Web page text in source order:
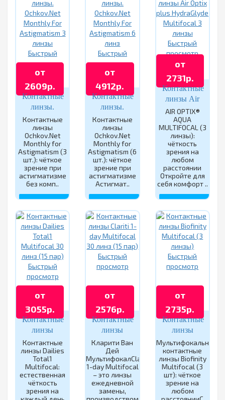
Быстрый
просмотр
Контактные
линзы.
Ochkov.Net
Monthly For
Astigmatism
3 линзы
Контактные
линзы
Ochkov.Net
Monthly for
Astigmatism (3
шт.): чёткое
зрение при
астигматизме
без комп..
от
2609р.
КУПИТЬ
Быстрый
просмотр
Контактные
линзы.
Ochkov.Net
Monthly For
Astigmatism
6 линз
Контактные
линзы
Ochkov.Net
Monthly for
Astigmatism (6
шт.): чёткое
зрение при
астигматизме
Астигмат..
от
4912р.
КУПИТЬ
Быстрый
просмотр
Контактные
линзы Air
Optix plus
HydraGlyde
Multifocal 3
линзы
AIR OPTIX®
AQUA
MULTIFOCAL (3
линзы):
чёткость
зрения на
любом
расстоянии
Откройте для
себя комфорт ..
от
2731р.
КУПИТЬ
Быстрый
просмотр
Контактные
линзы
Dailies
Total1
Multifocal
30 линз (15
пар)
Контактные
линзы Dailies
Total1
Multifocal:
естественная
чёткость
зрения на
от
3055р.
Быстрый
просмотр
Контактные
линзы
Clariti 1-day
Multifocal
30 линз (15
пар)
Кларити Ван
Дей
МультифокалClariti
1-day Multifocal
– это линзы
ежедневной
замены,
от
2576р.
Быстрый
просмотр
Контактные
линзы
Biofinity
Multifocal
(3 линзы)
Мультифокальные
контактные
линзы Biofinity
Multifocal (3
шт): чёткое
зрение на
любом
от
2735р.